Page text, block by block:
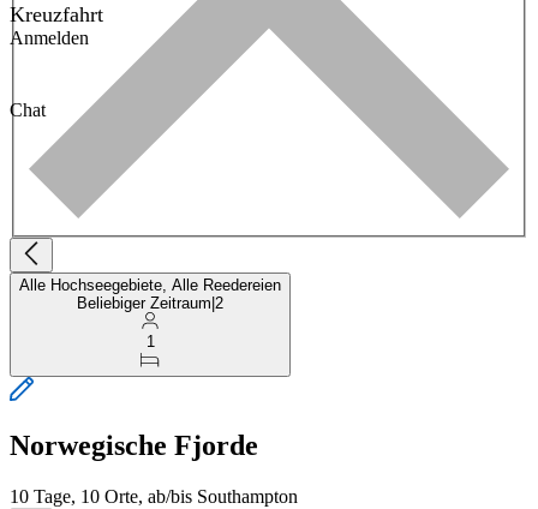
Kreuzfahrt
Anmelden
Chat
Alle Hochseegebiete, Alle Reedereien
Beliebiger Zeitraum 2
1
Norwegische Fjorde
10 Tage, 10 Orte, ab/bis Southampton